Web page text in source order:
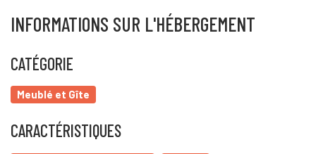
INFORMATIONS SUR L'HÉBERGEMENT
CATÉGORIE
Meublé et Gîte
CARACTÉRISTIQUES